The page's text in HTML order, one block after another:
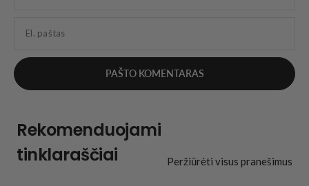
El. paštas
Rekomenduojami
tinklaraščiai
Peržiūrėti visus pranešimus